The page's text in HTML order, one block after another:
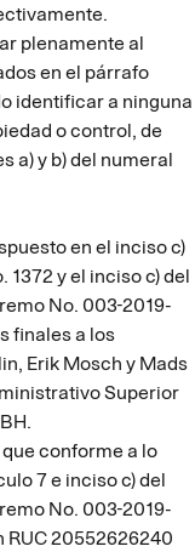
plenamente al
en el párrafo
identificar a ninguna
o control, de
a) y b) del numeral
en el inciso c)
y el inciso c) del
No. 003-2019-
finales a los
Erik Mosch y Mads
Superior
conforme a lo
7 e inciso c) del
No. 003-2019-
RUC 20552626240